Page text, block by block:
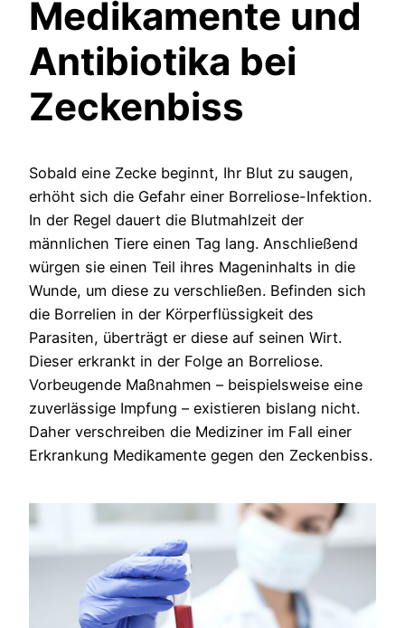
Medikamente und
Antibiotika bei
Zeckenbiss
Sobald eine Zecke beginnt, Ihr Blut zu saugen,
erhöht sich die Gefahr einer Borreliose-Infektion.
In der Regel dauert die Blutmahlzeit der
männlichen Tiere einen Tag lang. Anschließend
würgen sie einen Teil ihres Mageninhalts in die
Wunde, um diese zu verschließen. Befinden sich
die Borrelien in der Körperflüssigkeit des
Parasiten, überträgt er diese auf seinen Wirt.
Dieser erkrankt in der Folge an Borreliose.
Vorbeugende Maßnahmen – beispielsweise eine
zuverlässige Impfung – existieren bislang nicht.
Daher verschreiben die Mediziner im Fall einer
Erkrankung Medikamente gegen den Zeckenbiss.